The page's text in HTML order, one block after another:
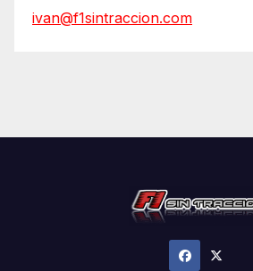
ivan@f1sintraccion.com